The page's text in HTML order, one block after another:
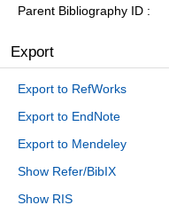
Parent Bibliography ID
Export
Export to RefWorks
Export to EndNote
Export to Mendeley
Show Refer/BibIX
Show RIS